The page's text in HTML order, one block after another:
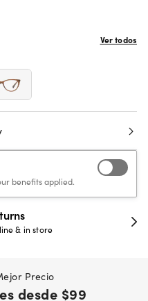
Ver todos
benefits applied.
guarantee
replacement within 30 days
Precio
desde $99